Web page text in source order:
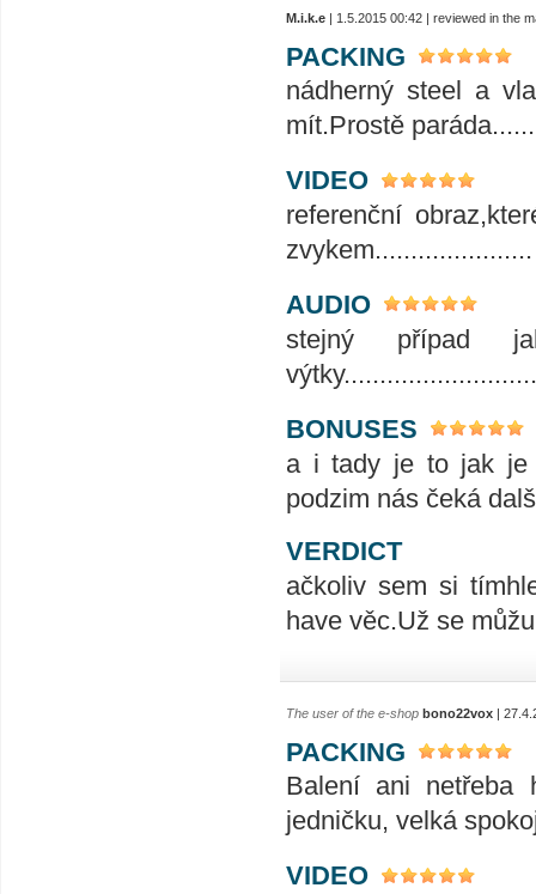
M.i.k.e | 1.5.2015 00:42 | reviewed in the
PACKING
nádherný steel a
mít.Prostě
VIDEO
referenční
zvykem......................
AUDIO
stejný případ
BONUSES
a i tady je to jak je
podzim nás čeká
VERDICT
ačkoliv sem si
have věc.Už se
The user of the e-shop bono22vox |
PACKING
Balení ani netřeba
jedničku, velká
VIDEO